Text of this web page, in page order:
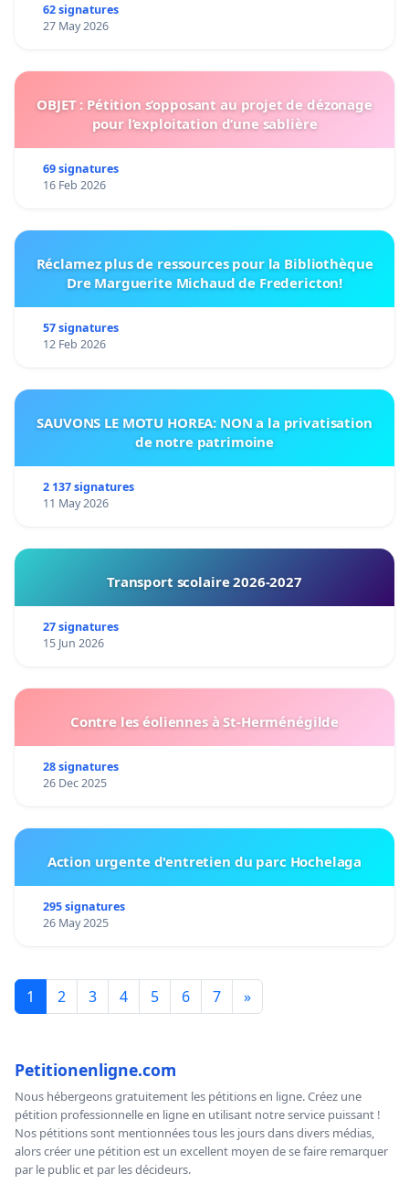
62 signatures
27 May 2026
OBJET : Pétition s’opposant au projet de dézonage
pour l’exploitation d’une sablière
69 signatures
16 Feb 2026
Réclamez plus de ressources pour la Bibliothèque
Dre Marguerite Michaud de Fredericton!
57 signatures
12 Feb 2026
SAUVONS LE MOTU HOREA: NON a la privatisation
de notre patrimoine
2 137 signatures
11 May 2026
Transport scolaire 2026-2027
27 signatures
15 Jun 2026
Contre les éoliennes à St-Herménégilde
28 signatures
26 Dec 2025
Action urgente d'entretien du parc Hochelaga
295 signatures
26 May 2025
1 2 3 4 5 6 7 »
Petitionenligne.com
Nous hébergeons gratuitement les pétitions en ligne. Créez une
pétition professionnelle en ligne en utilisant notre service puissant !
Nos pétitions sont mentionnées tous les jours dans divers médias,
alors créer une pétition est un excellent moyen de se faire remarquer
par le public et par les décideurs.